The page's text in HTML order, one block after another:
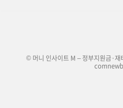
© 머니 인사이트 M – 정부지원금·
comnewb